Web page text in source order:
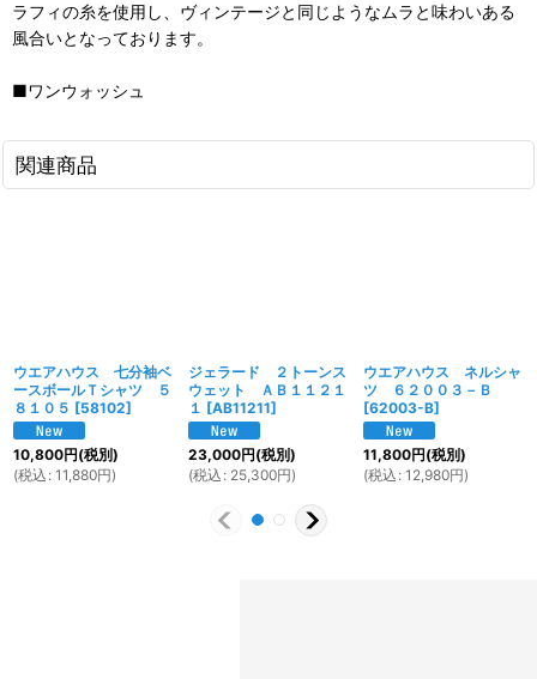
ラフィの糸を使用し、ヴィンテージと同じようなムラと味わいある
風合いとなっております。
■ワンウォッシュ
関連商品
ウエアハウス 七分袖ベ
ースボールＴシャツ ５
８１０５ [58102]
10,800円(税別)
(税込 : 11,880円)
ジェラード ２トーンス
ウェット ＡＢ１１２１
１ [AB11211]
23,000円(税別)
(税込 : 25,300円)
ウエアハウス ネルシャ
ツ ６２００３－Ｂ
[62003-B]
11,800円(税別)
(税込 : 12,980円)